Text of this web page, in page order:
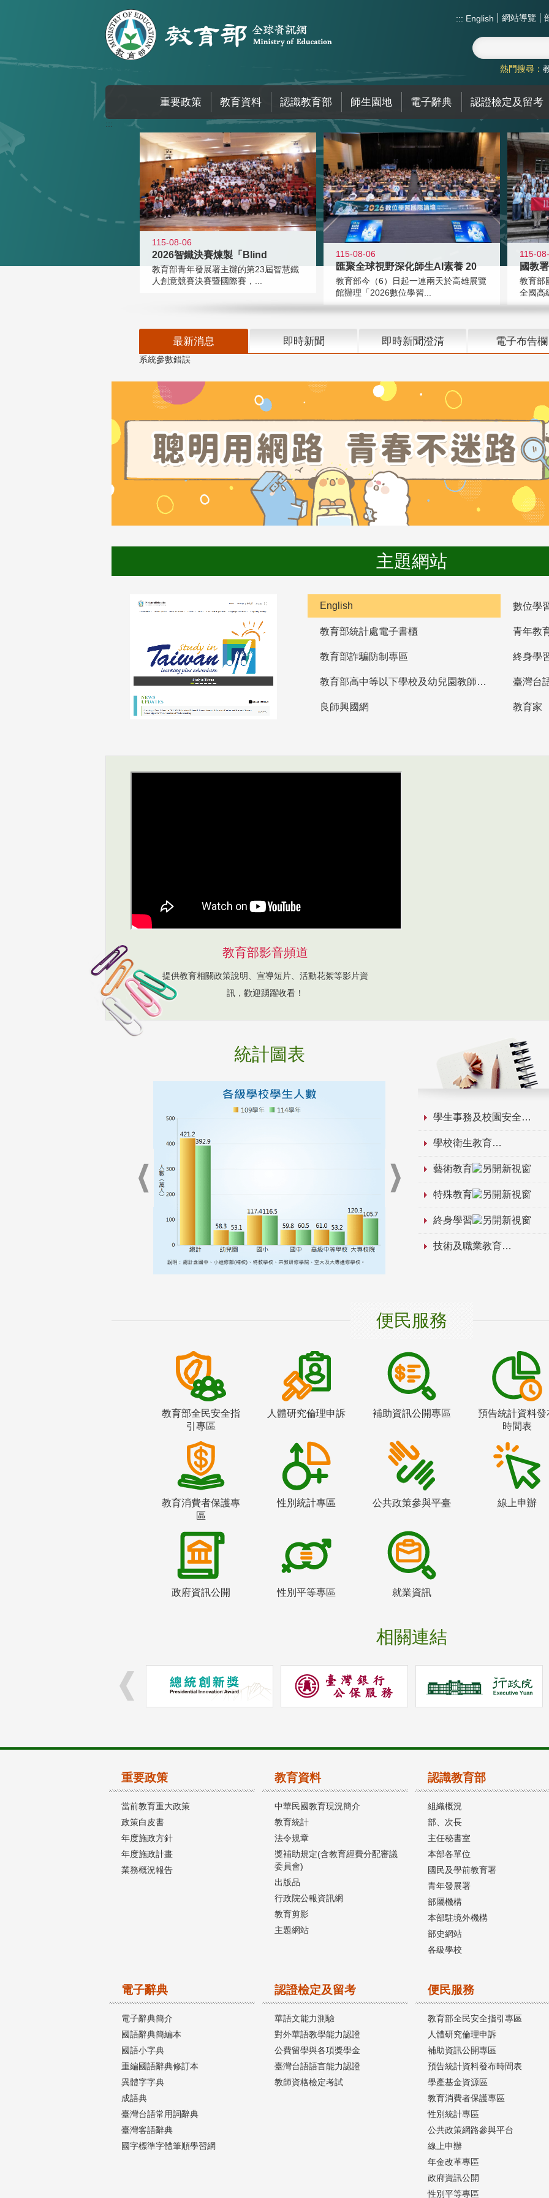
::: English 網站導覽
熱門搜尋：
重要政策 教育資料 認識教育部 師生園地 電子辭典 認證檢定及留考
:::
115-08-06
2026智鐵決賽煉製「Blind
教育部青年發展署主辦的第23屆智慧鐵
人創意競賽決賽暨國際賽，...
115-08-06
匯聚全球視野深化師生AI素養 20
教育部今（6）日起一連兩天於高雄展覽
館辦理「2026數位學習...
115-
教育部
全國高
最新消息 即時新聞 即時新聞澄清 電子布告欄
系統參數錯誤
主題網站
English 數位學
教育部統計處電子書櫃 青年教
教育部詐騙防制專區 終身學
教育部高中等以下學校及幼兒園教師資格檢定考試 臺灣台
良師興國網 教育家
教育部影音頻道
提供教育相關政策說明、宣導短片、活動花絮等影片資
訊，歡迎踴躍收看！
統計圖表
學生事務及校園安全
學校衛生教育
藝術教育
特殊教育
終身學習
技術及職業教育
便民服務
教育部全民安全指
引專區
人體研究倫理申訴 補助資訊公開專區
預告統計資料發
時間表
教育消費者保護專
區
性別統計專區 公共政策參與平臺 線上申辦
政府資訊公開 性別平等專區 就業資訊
相關連結
重要政策
當前教育重大政策
政策白皮書
年度施政方針
年度施政計畫
業務概況報告
教育資料
中華民國教育現況簡介
教育統計
法令規章
獎補助規定(含教育經費分配審議
委員會)
出版品
行政院公報資訊網
教育剪影
主題網站
認識教育部
組織概況
部、次長
主任秘書室
本部各單位
國民及學前教育署
青年發展署
部屬機構
本部駐境外機構
部史網站
各級學校
電子辭典
電子辭典簡介
國語辭典簡編本
國語小字典
重編國語辭典修訂本
異體字字典
成語典
臺灣台語常用詞辭典
臺灣客語辭典
國字標準字體筆順學習網
認證檢定及留考
華語文能力測驗
對外華語教學能力認證
公費留學與各項獎學金
臺灣台語語言能力認證
教師資格檢定考試
便民服務
教育部全民安全指引專區
人體研究倫理申訴
補助資訊公開專區
預告統計資料發布時間表
學產基金資源區
教育消費者保護專區
性別統計專區
公共政策網路參與平台
線上申辦
年金改革專區
政府資訊公開
性別平等專區